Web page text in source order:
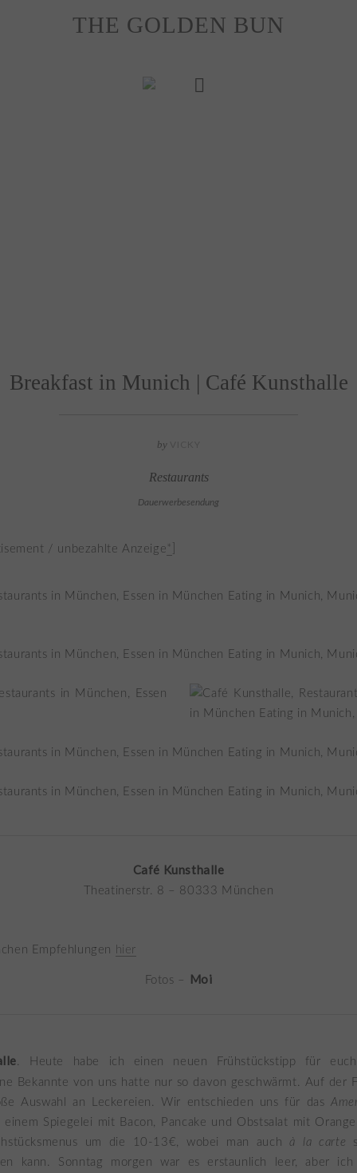
THE GOLDEN BUN
Breakfast in Munich | Café Kunsthalle
by
Restaurants
Dauerwerbesendung
/ unbezahlte Anzeige *
Café Kunsthalle
Theatinerstr. 8 – 80333 München
Empfehlungen hier
Fotos – Moi
. Heute habe ich einen neuen Frühstückstipp für
Bekannte von uns hatte nur so davon geschwärmt. Auf der
Auswahl an Leckereien. Wir entschieden uns für das
einem Spiegelei mit Bacon, Pancake und Obstsalat mit
um die 10-13€, wobei man auchà la carte
kann. Sonntag morgen war es erstaunlich leer, aber